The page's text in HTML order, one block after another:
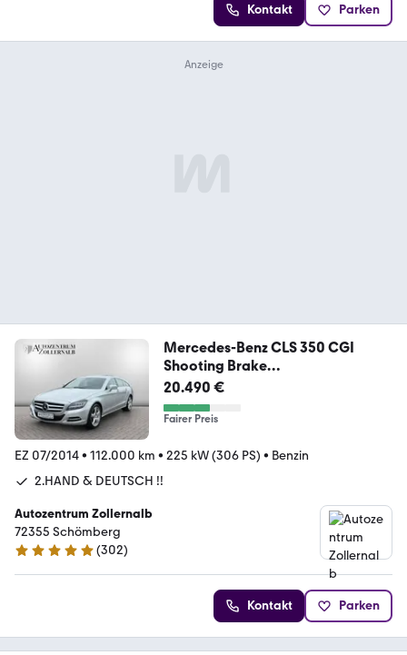
Kontakt Parken
Mercedes-Benz CLS 350 CGI
Shooting Brake
*2.HAND*DISTR*H&R*ILS
20.490 €
Fairer Preis
EZ 07/2014• 112.000 km • 225 kW (306 PS) • Benzin
2.HAND & DEUTSCH !!
Autozentrum Zollernalb
72355 Schömberg
4.9 Sterne
(302)
Kontakt Parken